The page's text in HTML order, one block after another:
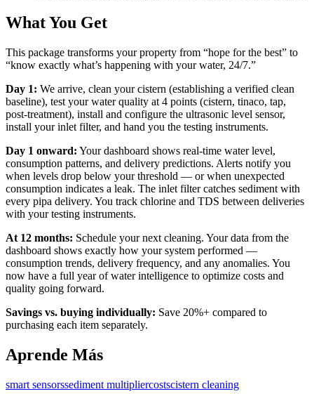
What You Get
This package transforms your property from “hope for the best” to
“know exactly what’s happening with your water, 24/7.”
Day 1: We arrive, clean your cistern (establishing a verified clean
baseline), test your water quality at 4 points (cistern, tinaco, tap,
post-treatment), install and configure the ultrasonic level sensor,
install your inlet filter, and hand you the testing instruments.
Day 1 onward: Your dashboard shows real-time water level,
consumption patterns, and delivery predictions. Alerts notify you
when levels drop below your threshold — or when unexpected
consumption indicates a leak. The inlet filter catches sediment with
every pipa delivery. You track chlorine and TDS between deliveries
with your testing instruments.
At 12 months: Schedule your next cleaning. Your data from the
dashboard shows exactly how your system performed —
consumption trends, delivery frequency, and any anomalies. You
now have a full year of water intelligence to optimize costs and
quality going forward.
Savings vs. buying individually: Save 20%+ compared to
purchasing each item separately.
Aprende Más
smart sensorssediment multipliercostscistern cleaning